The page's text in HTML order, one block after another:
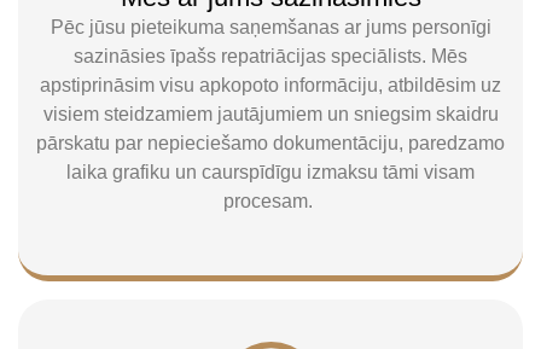
Pēc jūsu pieteikuma saņemšanas ar jums personīgi
sazināsies īpašs repatriācijas speciālists. Mēs
apstiprināsim visu apkopoto informāciju, atbildēsim uz
visiem steidzamiem jautājumiem un sniegsim skaidru
pārskatu par nepieciešamo dokumentāciju, paredzamo
laika grafiku un caurspīdīgu izmaksu tāmi visam
procesam.